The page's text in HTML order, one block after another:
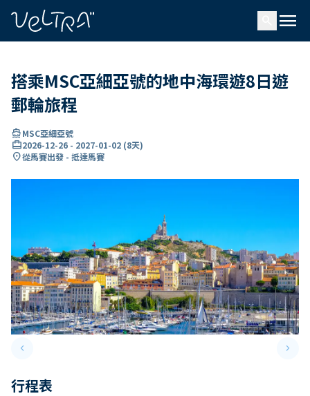
menu
搭乘MSC亞細亞號的地中海環遊8日遊
郵輪旅程
directions_boatMSC亞細亞號
card_travel2026-12-26 - 2027-01-02 (8天)
location_on從馬賽出發 - 抵達馬賽
keyboard_arrow_leftPrevious slide keyboard_arrow_right
行程表